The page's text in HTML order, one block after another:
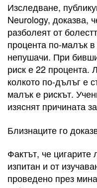
Изследване,
Neurology, доказва,
разболеят от
процента по-малък
непушачи. При
риск е 22 процента.
колкото по-дълъг е
малък е рискът.
изяснят причината
Близнаците го
Фактът, че цигарите
изпитан и от
проведено през